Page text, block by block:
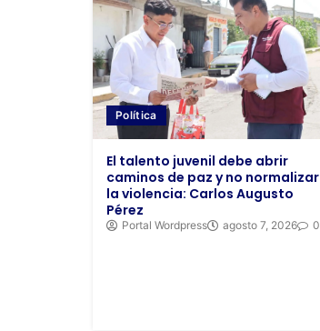
Política
El talento juvenil debe abrir
caminos de paz y no normalizar
la violencia: Carlos Augusto
Pérez
Portal Wordpress agosto 7, 2026 0